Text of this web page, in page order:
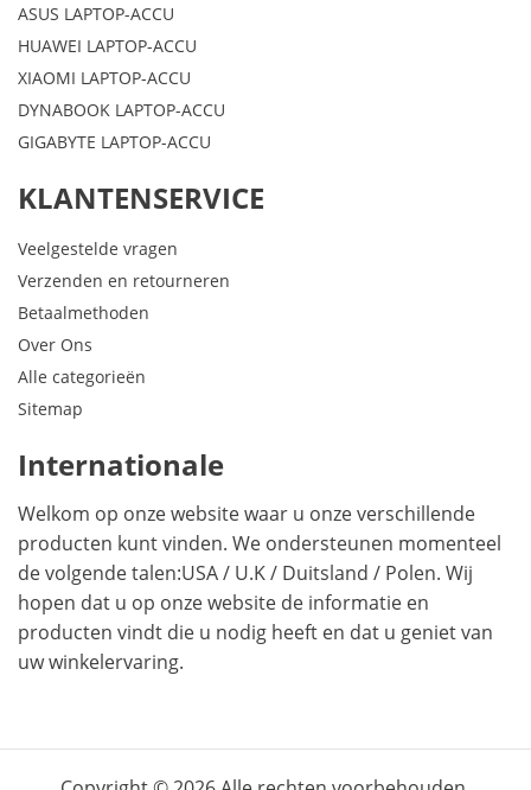
ASUS LAPTOP-ACCU
HUAWEI LAPTOP-ACCU
XIAOMI LAPTOP-ACCU
DYNABOOK LAPTOP-ACCU
GIGABYTE LAPTOP-ACCU
KLANTENSERVICE
Veelgestelde vragen
Verzenden en retourneren
Betaalmethoden
Over Ons
Alle categorieën
Sitemap
Internationale
Welkom op onze website waar u onze verschillende
producten kunt vinden. We ondersteunen momenteel
de volgende talen:USA/ U.K/ Duitsland / Polen. Wij
hopen dat u op onze website de informatie en
producten vindt die u nodig heeft en dat u geniet van
uw winkelervaring.